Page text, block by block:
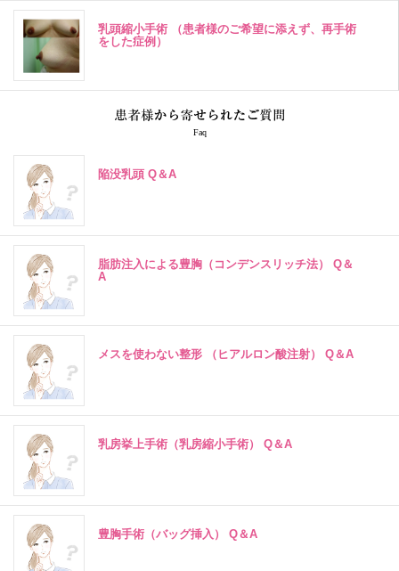
乳頭縮小手術 （患者様のご希望に添えず、再手術
をした症例）
Faq
陥没乳頭 Q＆A
脂肪注入による豊胸（コンデンスリッチ法） Q＆
A
メスを使わない整形 （ヒアルロン酸注射） Q＆A
乳房挙上手術（乳房縮小手術） Q＆A
豊胸手術（バッグ挿入） Q＆A